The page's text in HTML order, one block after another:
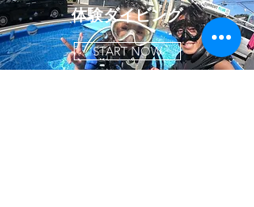
体験ダイビング
START NOW